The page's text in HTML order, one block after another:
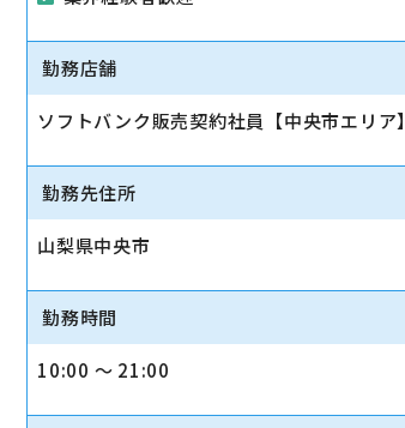
勤務店舗
ソフトバンク販売契約社員【中央市エリア】
勤務先住所
山梨県中央市
勤務時間
10:00 〜 21:00